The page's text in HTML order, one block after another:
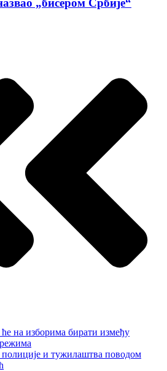
„бисером Србије“
на изборима бирати између
и тужилаштва поводом